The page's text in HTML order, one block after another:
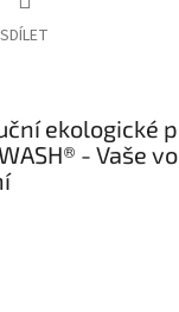
SDÍLET
ekologické
- Vaše